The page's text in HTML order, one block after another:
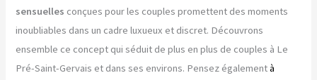
sensuelles conçues pour les couples promettent des moments
inoubliables dans un cadre luxueux et discret. Découvrons
ensemble ce concept qui séduit de plus en plus de couples à Le
Pré-Saint-Gervais et dans ses environs. Pensez égalementà